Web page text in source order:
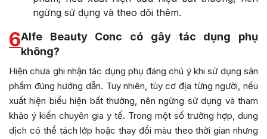
ngừng sử dụng và theo dõi thêm.
6Alfe Beauty Conc có gây tác dụng phụ
không?
Hiện chưa ghi nhận tác dụng phụ đáng chú ý khi sử dụng sản
phẩm đúng hướng dẫn. Tuy nhiên, tùy cơ địa từng người, nếu
xuất hiện biểu hiện bất thường, nên ngừng sử dụng và tham
khảo ý kiến chuyên gia y tế. Trong một số trường hợp, dung
dịch có thể tách lớp hoặc thay đổi màu theo thời gian nhưng